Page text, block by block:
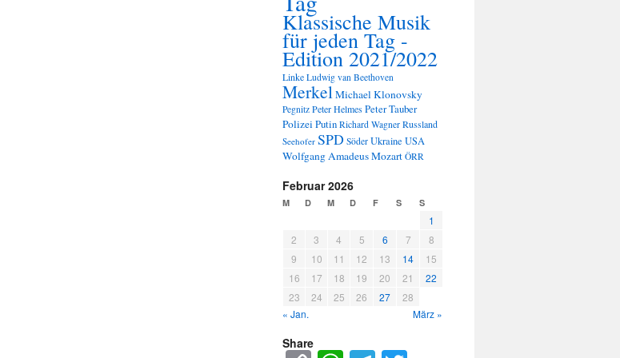
Klassische Musik
für jeden Tag -
Edition 2021/2022
Linke Ludwig van Beethoven
MerkelMichael Klonovsky
Pegnitz Peter HelmesPeter Tauber
PolizeiPutin Richard Wagner Russland
Seehofer SPD Söder Ukraine USA
Wolfgang Amadeus Mozart ÖRR
Februar 2026
M D M D F S S
1
2
3 4 5 6 7
8
9
10 11 12 13 14
15
16
17 18 19 20 21
22
23
24 25 26 27
28
« Jan.
März »
Share